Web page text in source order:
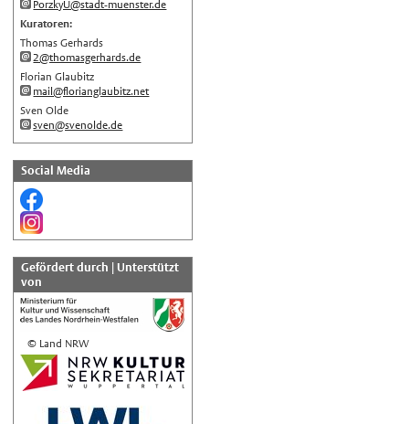
Polski
Русский
中文
Automatische Übersetzung, ohne
Gewähr auf Richtigkeit.
PorzkyU@stadt-muenster.de
Kuratoren:
Thomas Gerhards
2@thomasgerhards.de
Florian Glaubitz
mail@florianglaubitz.net
Sven Olde
sven@svenolde.de
Social Media
Gefördert durch | Unterstützt
von
© Land NRW